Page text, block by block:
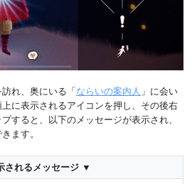
訪れ、奥にいる「 ならいの案内人 」に会い
に表示されるアイコンを押し、その後右
プすると、以下のメッセージが表示され、
ます。
されるメッセージ ▼